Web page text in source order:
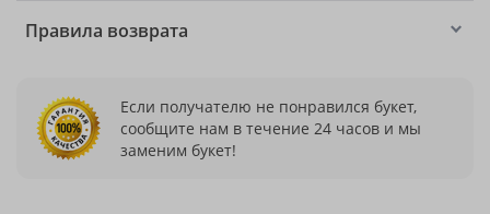
Правила возврата
Если получателю не понравился букет,
сообщите нам в течение 24 часов и мы
заменим букет!